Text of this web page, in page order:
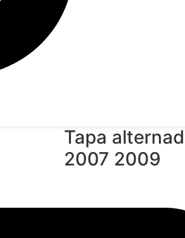
Tapa
2007 2009